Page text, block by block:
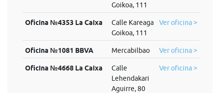
Goikoa, 111
Oficina №4353 La Caixa
Calle Kareaga
Goikoa, 111
Ver oficina >
Oficina №1081 BBVA Mercabilbao Ver oficina >
Oficina №4668 La Caixa
Calle
Lehendakari
Aguirre, 80
Ver oficina >